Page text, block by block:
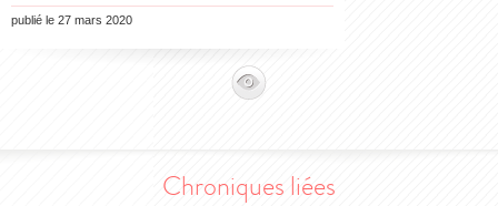
publié le 27 mars 2020
Chroniques liées